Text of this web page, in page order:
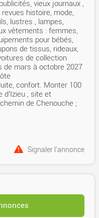
vieux journaux ,
histoire, mode,
lustres , lampes,
vêtements : femmes,
pour bébés,
de tissus, rideaux,
de collection
de mars à octobre 2027
confort. Monter 100
d’Izieu , site et
de Chenouche ;
Signaler l'annonce